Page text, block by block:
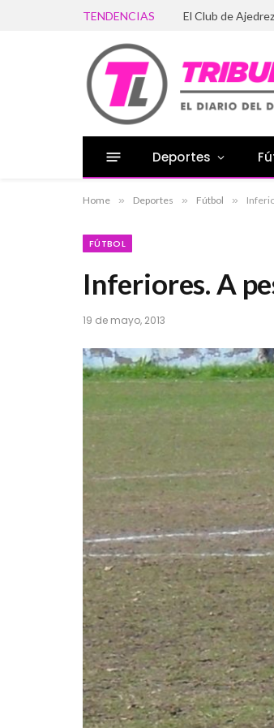
TENDENCIAS El Club de
Deportes
Home » Deportes » Fútbol »
FÚTBOL
Inferiores. A
19 de mayo, 2013